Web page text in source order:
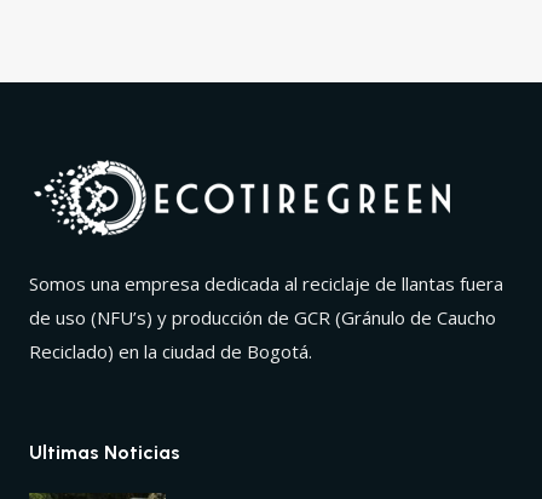
Somos una empresa dedicada al reciclaje de llantas fuera
de uso (NFU’s) y producción de GCR (Gránulo de Caucho
Reciclado) en la ciudad de Bogotá.
Ultimas Noticias